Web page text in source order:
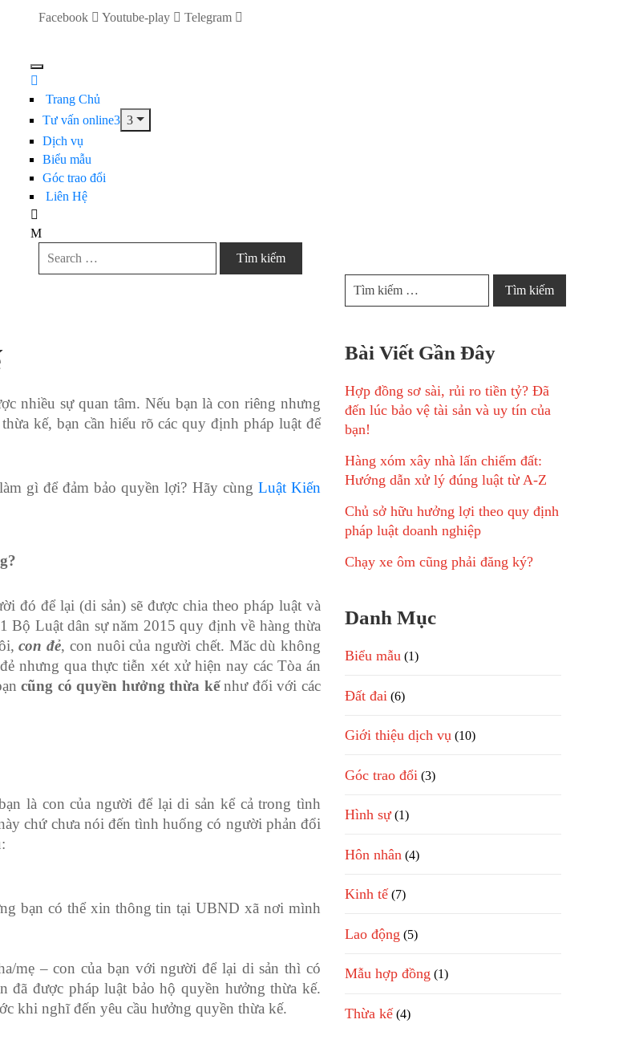
Facebook Youtube-play Telegram
Trang Chủ
Tư vấn online
Dịch vụ
Biểu mẫu
Góc trao đổi
Liên Hệ
nhiều sự quan tâm. Nếu bạn là con riêng nhưng
kế, bạn cần hiểu rõ các quy định pháp luật để
gì để đảm bảo quyền lợi? Hãy cùng Luật Kiến
đó để lại (di sản) sẽ được chia theo pháp luật và
Luật dân sự năm 2015 quy định về hàng thừa
con đẻ, con nuôi của người chết. Măc dù không
nhưng qua thực tiễn xét xử hiện nay các Tòa án
cũng có quyền hưởng thừa kếnhư đối với các
là con của người để lại di sản kể cả trong tình
chứ chưa nói đến tình huống có người phản đổi
bạn có thể xin thông tin tại UBND xã nơi mình
mẹ – con của bạn với người để lại di sản thì có
đã được pháp luật bảo hộ quyền hưởng thừa kế.
khi nghĩ đến yêu cầu hưởng quyền thừa kế.
Bài Viết Gần Đây
Hợp đồng sơ sài, rủi ro tiền tỷ? Đã
đến lúc bảo vệ tài sản và uy tín của
bạn!
Hàng xóm xây nhà lấn chiếm đất:
Hướng dẫn xử lý đúng luật từ A-Z
Chủ sở hữu hưởng lợi theo quy định
pháp luật doanh nghiệp
Chạy xe ôm cũng phải đăng ký?
Danh Mục
Biểu mẫu (1)
Đất đai (6)
Giới thiệu dịch vụ (10)
Góc trao đổi (3)
Hình sự(1)
Hôn nhân (4)
Kinh tế (7)
Lao động (5)
Mẫu hợp đồng (1)
Thừa kế (4)